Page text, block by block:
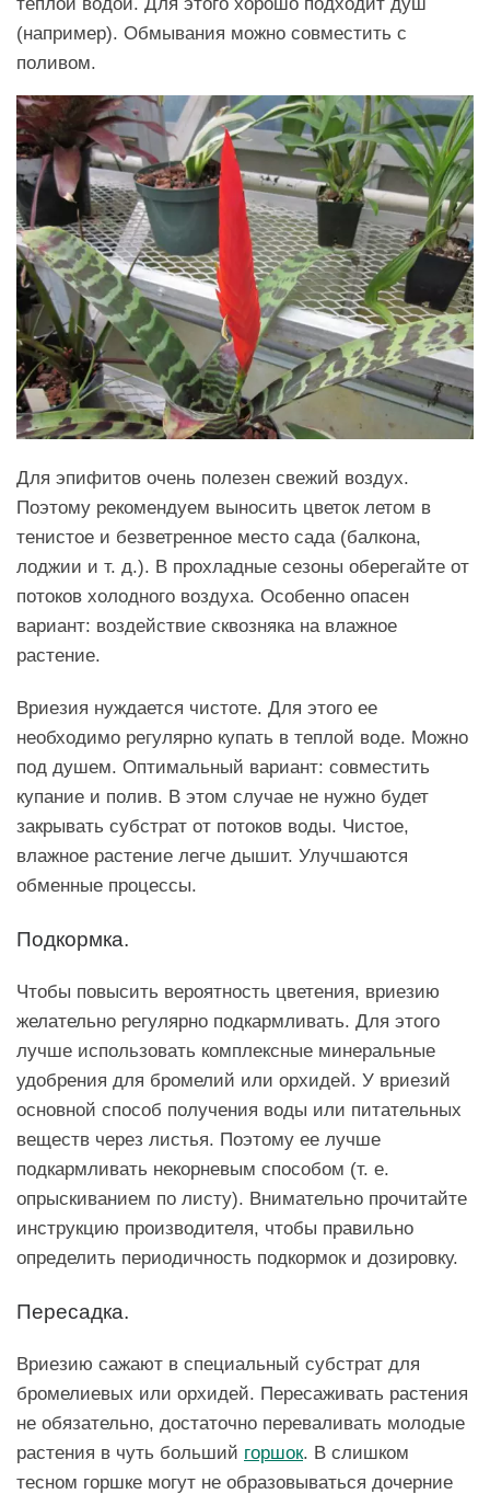
(например). Обмывания можно совместить с
поливом.
Для эпифитов очень полезен свежий воздух.
Поэтому рекомендуем выносить цветок летом в
тенистое и безветренное место сада (балкона,
лоджии и т. д.). В прохладные сезоны оберегайте от
потоков холодного воздуха. Особенно опасен
вариант: воздействие сквозняка на влажное
растение.
Вриезия нуждается чистоте. Для этого ее
необходимо регулярно купать в теплой воде. Можно
под душем. Оптимальный вариант: совместить
купание и полив. В этом случае не нужно будет
закрывать субстрат от потоков воды. Чистое,
влажное растение легче дышит. Улучшаются
обменные процессы.
Подкормка.
Чтобы повысить вероятность цветения, вриезию
желательно регулярно подкармливать. Для этого
лучше использовать комплексные минеральные
удобрения для бромелий или орхидей. У вриезий
основной способ получения воды или питательных
веществ через листья. Поэтому ее лучше
подкармливать некорневым способом (т. е.
опрыскиванием по листу). Внимательно прочитайте
инструкцию производителя, чтобы правильно
определить периодичность подкормок и дозировку.
Пересадка.
Вриезию сажают в специальный субстрат для
бромелиевых или орхидей. Пересаживать растения
не обязательно, достаточно переваливать молодые
растения в чуть больший горшок. В слишком
тесном горшке могут не образовываться дочерние